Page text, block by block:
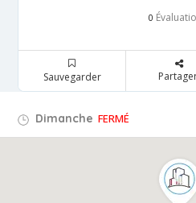
0
Sauvegarder
Dimanche FERMÉ